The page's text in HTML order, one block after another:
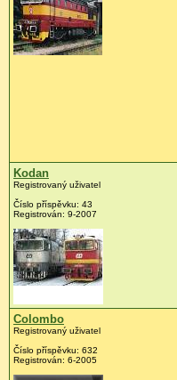
Kodan
Registrovaný uživatel
Číslo příspěvku: 43
Registrován: 9-2007
Colombo
Registrovaný uživatel
Číslo příspěvku: 632
Registrován: 6-2005